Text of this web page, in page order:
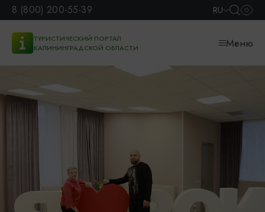
8 (800) 200-55-39 RU
ТУРИСТИЧЕСКИЙ ПОРТАЛ
КАЛИНИНГРАДСКОЙ ОБЛАСТИ
Меню